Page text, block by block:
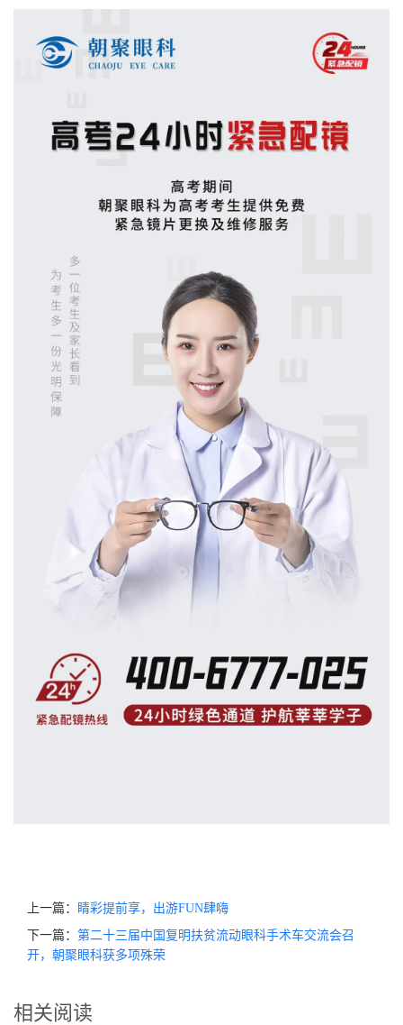
上一篇：
睛彩提前享，出游FUN肆嗨
下一篇： 第二十三届中国复明扶贫流动眼科手术车交流会召
开，朝聚眼科获多项殊荣
相关阅读